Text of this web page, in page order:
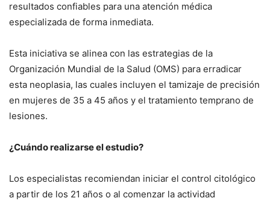
resultados confiables para una atención médica
especializada de forma inmediata.
Esta iniciativa se alinea con las estrategias de la
Organización Mundial de la Salud (OMS) para erradicar
esta neoplasia, las cuales incluyen el tamizaje de precisión
en mujeres de 35 a 45 años y el tratamiento temprano de
lesiones.
¿Cuándo realizarse el estudio?
Los especialistas recomiendan iniciar el control citológico
a partir de los 21 años o al comenzar la actividad